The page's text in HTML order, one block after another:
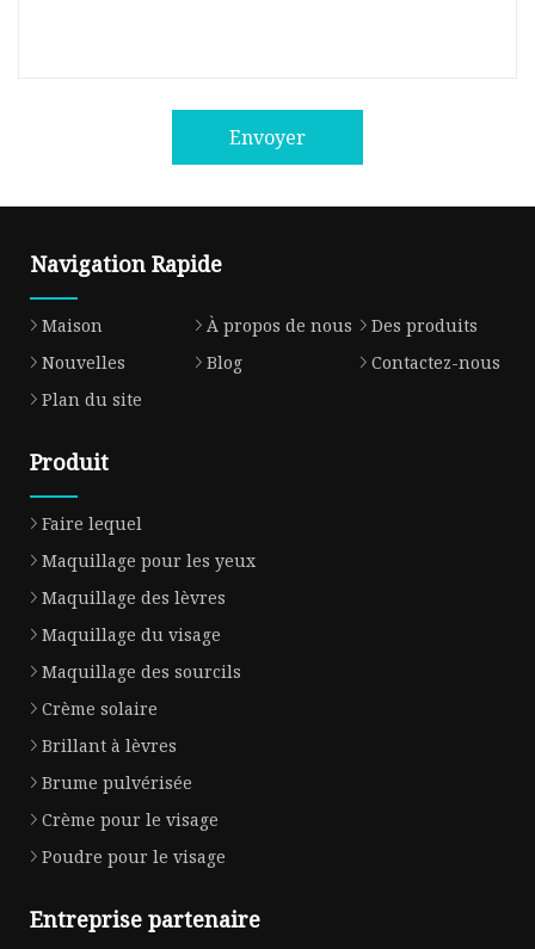
Envoyer
Navigation Rapide
Maison À propos de nous
Des produits
Nouvelles
Blog
Contactez-nous
Plan du site
Produit
Faire lequel
Maquillage pour les yeux
Maquillage des lèvres
Maquillage du visage
Maquillage des sourcils
Crème solaire
Brillant à lèvres
Brume pulvérisée
Crème pour le visage
Poudre pour le visage
Entreprise partenaire